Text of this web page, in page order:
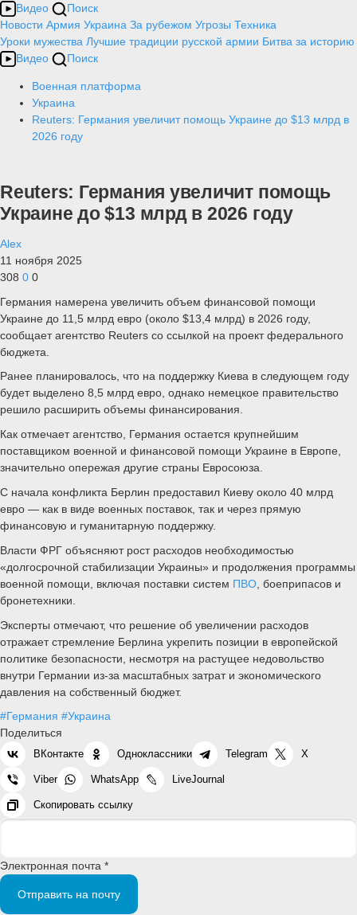
Видео
Поиск
Новости Армия Украина За рубежом Угрозы Техника
Уроки мужества Лучшие традиции русской армии Битва за историю
Видео
Поиск
Военная платформа
Украина
Reuters: Германия увеличит помощь Украине до $13 млрд в
2026 году
Reuters: Германия увеличит помощь
Украине до $13 млрд в 2026 году
Alex
11 ноября 2025
308 0 0
Германия намерена увеличить объем финансовой помощи
Украине до 11,5 млрд евро (около $13,4 млрд) в 2026 году,
сообщает агентство Reuters со ссылкой на проект федерального
бюджета.
Ранее планировалось, что на поддержку Киева в следующем году
будет выделено 8,5 млрд евро, однако немецкое правительство
решило расширить объемы финансирования.
Как отмечает агентство, Германия остается крупнейшим
поставщиком военной и финансовой помощи Украине в Европе,
значительно опережая другие страны Евросоюза.
С начала конфликта Берлин предоставил Киеву около 40 млрд
евро — как в виде военных поставок, так и через прямую
финансовую и гуманитарную поддержку.
Власти ФРГ объясняют рост расходов необходимостью
«долгосрочной стабилизации Украины» и продолжения программы
военной помощи, включая поставки систем ПВО , боеприпасов и
бронетехники.
Эксперты отмечают, что решение об увеличении расходов
отражает стремление Берлина укрепить позиции в европейской
политике безопасности, несмотря на растущее недовольство
внутри Германии из-за масштабных затрат и экономического
давления на собственный бюджет.
#Германия #Украина
Поделиться
ВКонтакте Одноклассники Telegram X
Viber WhatsApp LiveJournal
Скопировать ссылку
Электронная почта *
Отправить на почту